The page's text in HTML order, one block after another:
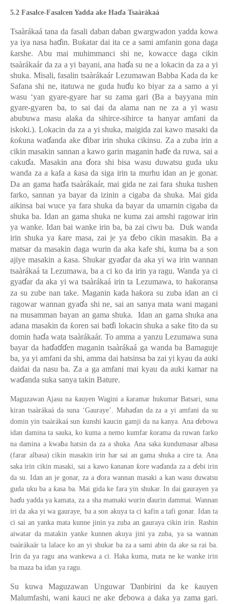
5.2 Fasalce-Fasalcen Yadda ake Haɗa Tsaàrákaá
Tsaàrákaá tana da fasali daban daban gwargwadon yadda kowa
ya iya nasa haɗin. Buƙatar dai ita ce a sami amfanin gona daga
ƙarshe. Abu mai muhimmanci shi ne, kowacce daga cikin
tsaàrákaár da za a yi bayani, ana haɗa su ne a lokacin da za a yi
shuka. Misali, fasalin tsaàrákaár Lezumawan Babba Kada da ke
Safana shi ne, itatuwa ne guda huɗu ko biyar za a samo a yi
wasu ‘yan gyare-gyare har su zama gari (Ba a bayyana min
gyare-gyaren ba, to sai dai da alama nan ne za a yi wasu
abubuwa masu alaƙa da sihirce-sihirce ta hanyar amfani da
iskoki.). Lokacin da za a yi shuka, maigida zai kawo masaki da
ƙoƙuna waɗanda akeɗibar irin shuka cikinsu. Za a zuba irin a
cikin masakin sannan a kawo garin maganin haɗe da ruwa, sai a
cakuɗa. Masakin ana ɗora shi bisa wasu duwatsu guda uku
wanda za a kafa a ƙasa da siga irin ta murhu idan an je gonar.
Da an gama haɗa tsaàrákaár, mai gida ne zai fara shuka tushen
farko, sannan ya bayar da izinin a cigaba da shuka. Mai gida
aikinsa bai wuce ya fara shuka da bayar da umarnin cigaba da
shuka ba. Idan an gama shuka ne kuma zai amshi ragowar irin
ya wanke. Idan bai wanke irin ba, ba zai ciwu ba. Duk wanda
irin shuka ya ƙare masa, zai je ya ɗebo cikin masakin. Ba a
matsar da masakin daga wurin da aka kafe shi, kuma ba a son
ajiye masakin a ƙasa. Shukar gyaɗar da aka yi wa irin wannan
tsaàrákaá ta Lezumawa, ba a ci ko da irin ya ragu. Wanda ya ci
gyaɗar da aka yi wa tsaàrákaá irin ta Lezumawa, to haƙoransa
za su zube nan take. Maganin kada haƙora su zuba idan an ci
ragowar wannan gyaɗa shi ne, sai an sanya mata wani magani
na musamman bayan an gama shuka. Idan an gama shuka ana
adana masakin da ƙoren sai baɗi lokacin shuka a sake fito da su
domin haɗa wata tsaàrákaár. To amma a yanzu Lezumawa suna
bayar da haɗaɗɗen maganin tsaàrákaá ga wanda ba Bamaguje
ba, ya yi amfani da shi, amma dai hatsinsa ba zai yi kyau da auki
daidai da nasu ba. Za a ga amfani mai kyau da auki kamar na
waɗanda suka sanya takin Bature.
Maguzawan Ajasu na ƙauyen Wagini aƙaramar hukumar Batsari, suna
kiran tsaàrákaá da suna ‘Gauraye’. Mahaɗan da za a yi amfani da su
domin yin tsaàrákaá sun ƙunshi kaucin gamji da na kanya. Anaɗebowa
idan damina ta sauka, ko kuma a nemo kumfarƙorama da ruwan farko
na damina a kwaɓa hatsin da za a shuka. Ana saka ƙundumasar albasa
(farar albasa) cikin masakin irin har sai an gama shuka a cire ta. Ana
saka irin cikin masaki, sai a kawoƙananan ƙore waɗanda za a ɗebi irin
da su. Idan an je gonar, za a ɗora wannan masaki a kan wasu duwatsu
guda uku ba aƙasa ba. Mai gida ke fara yin shukar. In dai gaurayen ya
haɗu yadda ya kamata, za a sha mamaki wurin ɗaurin dammai. Wannan
iri da aka yi wa gauraye, ba a son akuya ta ci kafin a tafi gonar. Idan ta
ci sai an yankamata kunne jinin ya zuba an gauraya cikin irin. Rashin
aiwatar da matakin yanke kunnen akuya jini ya zuba, ya sa wannan
tsaàrákaár ta lalace ko an yi shukar ba za a sami abin da ake sa rai ba.
Irin da ya ragu ana wankewa a ci. Haka kuma, mata ne ke wanke irin
ba maza ba idan ya ragu.
Su kuwa Maguzawan UnguwarƊanbirini da ke ƙauyen
Malumfashi, wani kauci ne ake ɗebowa a daka ya zama gari.